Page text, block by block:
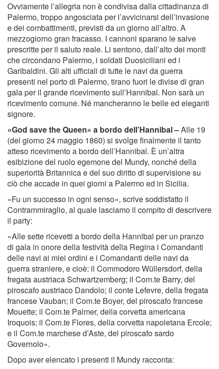
Ovviamente l’allegria non è condivisa dalla cittadinanza di
Palermo, troppo angosciata per l’avvicinarsi dell’invasione
e dei combattimenti, previsti da un giorno all’altro. A
mezzogiorno gran fracasso. I cannoni sparano le salve
prescritte per il saluto reale. Li sentono, dall’alto dei monti
che circondano Palermo, i soldati Duosiciliani ed i
Garibaldini. Gli alti ufﬁciali di tutte le navi da guerra
presenti nel porto di Palermo, tirano fuori le divise di gran
gala per il grande ricevimento sull’Hannibal. Non sarà un
ricevimento comune. Né mancheranno le belle ed eleganti
signore.
«God save the Queen» a bordo dell’Hannibal –Alle 19
(del giorno 24 maggio 1860) si svolge ﬁnalmente il tanto
atteso ricevimento a bordo dell’Hannibal. È un’altra
esibizione del ruolo egemone del Mundy, nonché della
superiorità Britannica e del suo diritto di supervisione su
ciò che accade in quei giorni a Palermo ed in Sicilia.
«Fu un successo in ogni senso», scrive soddisfatto il
Contrammiraglio, al quale lasciamo il compito di descrivere
il party:
«Alle sette ricevetti a bordo della Hannibal per un pranzo
di gala in onore della festività della Regina i Comandanti
delle navi ai miei ordini e i Comandanti delle navi da
guerra straniere, e cioè: il Commodoro Wüllersdorf, della
fregata austriaca Schwartzemberg; il Com.te Barry, del
piroscafo austriaco Dandolo; il conte Lefevre, della fregata
francese Vauban; il Com.te Boyer, del piroscafo francese
Mouette; il Com.te Palmer, della corvetta americana
Iroquois; il Com.te Flores, della corvetta napoletana Ercole;
e il Com.te marchese d’Aste, del piroscafo sardo
Governolo».
Dopo aver elencato i presenti il Mundy racconta: